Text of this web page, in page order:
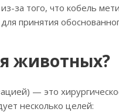
за того, что кобель
принятия
животных?
— это
несколько целей: